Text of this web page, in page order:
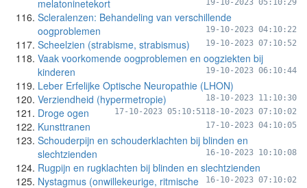
melatoninetekort
19-10-2023 05:10:29
Scleralenzen: Behandeling van verschillende
oogproblemen
19-10-2023 04:10:22
Scheelzien (strabisme, strabismus) 19-10-2023 07:10:52
Vaak voorkomende oogproblemen en oogziekten bij
kinderen
19-10-2023 06:10:44
Leber Erfelijke Optische Neuropathie (LHON)
18-10-2023 11:10:30
Verziendheid (hypermetropie)
18-10-2023 07:10:02
Droge ogen 17-10-2023 05:10:51
Kunsttranen 17-10-2023 04:10:05
Schouderpijn en schouderklachten bij blinden en
slechtzienden
16-10-2023 10:10:08
Rugpijn en rugklachten bij blinden en slechtzienden
16-10-2023 07:10:02
Nystagmus (onwillekeurige, ritmische